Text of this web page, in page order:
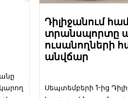
Դիլիջանում
տրանսպորտը
ուսանողների
անվճար
Սեպտեմբերի 1-ից